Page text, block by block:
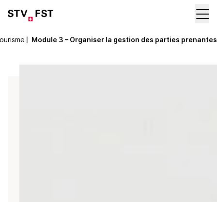
〡 Module 3 – Organiser la gestion des parties prenantes